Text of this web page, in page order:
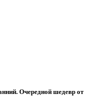
Очередной шедевр от